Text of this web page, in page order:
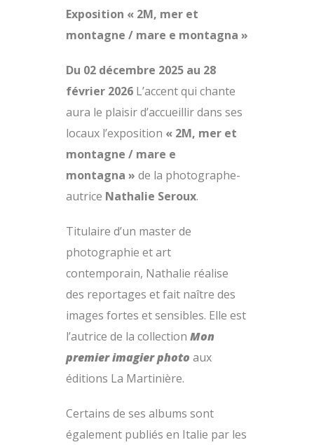
Exposition « 2M, mer et
montagne / mare e montagna »
Du 02 décembre 2025 au 28
février 2026L’accent qui chante
aura le plaisir d’accueillir dans ses
locaux l’exposition « 2M, mer et
montagne / mare e
montagna » de la photographe-
autrice Nathalie Seroux.
Titulaire d’un master de
photographie et art
contemporain, Nathalie réalise
des reportages et fait naître des
images fortes et sensibles. Elle est
l’autrice de la collection Mon
premier imagier photo aux
éditions La Martinière.
Certains de ses albums sont
également publiés en Italie par les